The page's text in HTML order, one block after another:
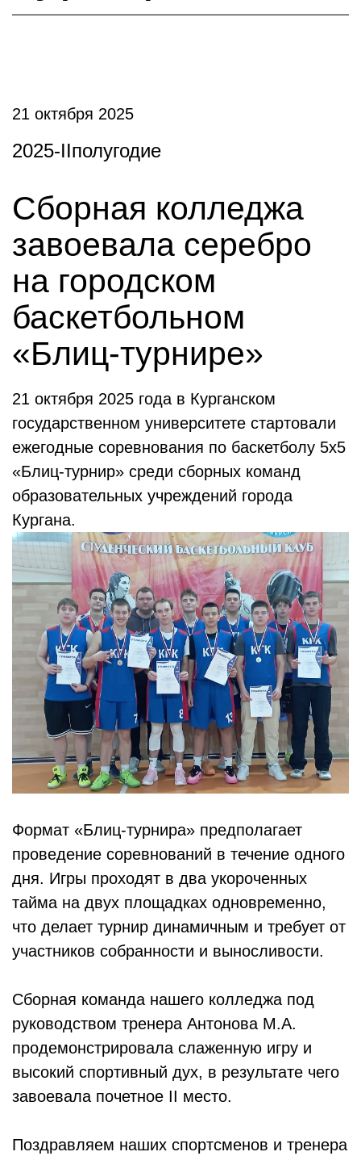
21 октября 2025
2025-IIполугодие
Сборная колледжа
завоевала серебро
на городском
баскетбольном
«Блиц-турнире»
21 октября 2025 года в Курганском
государственном университете стартовали
ежегодные соревнования по баскетболу 5х5
«Блиц-турнир» среди сборных команд
образовательных учреждений города
Кургана.
Формат «Блиц-турнира» предполагает
проведение соревнований в течение одного
дня. Игры проходят в два укороченных
тайма на двух площадках одновременно,
что делает турнир динамичным и требует от
участников собранности и выносливости.
Сборная команда нашего колледжа под
руководством тренера Антонова М.А.
продемонстрировала слаженную игру и
высокий спортивный дух, в результате чего
завоевала почетное II место.
Поздравляем наших спортсменов и тренера